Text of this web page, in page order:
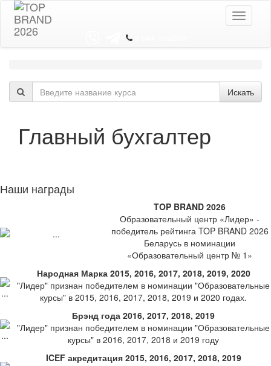
Toggle
Искать
Главный бухгалтер
Наши награды
TOP BRAND 2026
Образовательный центр «Лидер» -
победитель рейтинга TOP BRAND 2026
Беларусь в номинации
«Образовательный центр № 1»
Народная Марка 2015, 2016, 2017, 2018, 2019, 2020
"Лидер" признан победителем в номинации "Образовательные
курсы" в 2015, 2016, 2017, 2018, 2019 и 2020 годах.
Брэнд года 2016, 2017, 2018, 2019
"Лидер" признан победителем в номинации "Образовательные
курсы" в 2016, 2017, 2018 и 2019 году
ICEF акредитация 2015, 2016, 2017, 2018, 2019